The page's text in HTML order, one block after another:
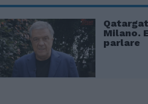
Milano.
parlare